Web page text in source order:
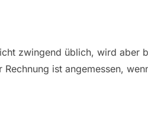
zwingend üblich, wird aber
ist angemessen,